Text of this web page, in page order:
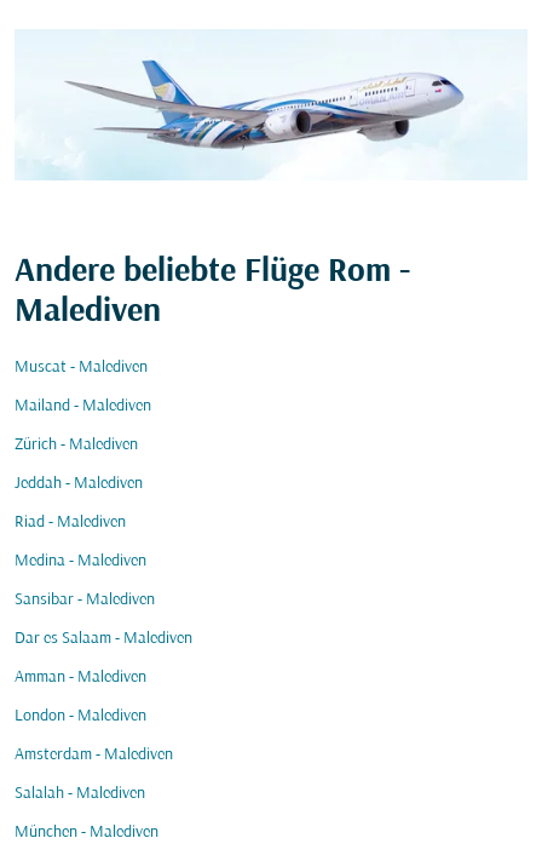
Andere beliebte Flüge Rom -
Malediven
Muscat - Malediven
Mailand - Malediven
Zürich - Malediven
Jeddah - Malediven
Riad - Malediven
Medina - Malediven
Sansibar - Malediven
Dar es Salaam - Malediven
Amman - Malediven
London - Malediven
Amsterdam - Malediven
Salalah - Malediven
München - Malediven